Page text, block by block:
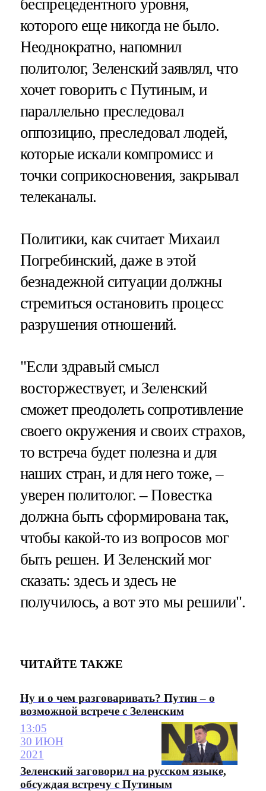
беспрецедентного уровня,
которого еще никогда не было.
Неоднократно, напомнил
политолог, Зеленский заявлял, что
хочет говорить с Путиным, и
параллельно преследовал
оппозицию, преследовал людей,
которые искали компромисс и
точки соприкосновения, закрывал
телеканалы.
Политики, как считает Михаил
Погребинский, даже в этой
безнадежной ситуации должны
стремиться остановить процесс
разрушения отношений.
"Если здравый смысл
восторжествует, и Зеленский
сможет преодолеть сопротивление
своего окружения и своих страхов,
то встреча будет полезна и для
наших стран, и для него тоже, –
уверен политолог. – Повестка
должна быть сформирована так,
чтобы какой-то из вопросов мог
быть решен. И Зеленский мог
сказать: здесь и здесь не
получилось, а вот это мы решили".
ЧИТАЙТЕ ТАКЖЕ
Ну и о чем разговаривать? Путин – о
возможной встрече с Зеленским
13:05
30 ИЮН
2021
Зеленский заговорил на русском языке,
обсуждая встречу с Путиным